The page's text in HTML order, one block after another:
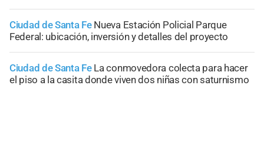
Ciudad de Santa Fe Nueva Estación Policial Parque
Federal: ubicación, inversión y detalles del proyecto
Ciudad de Santa Fe La conmovedora colecta para hacer
el piso a la casita donde viven dos niñas con saturnismo